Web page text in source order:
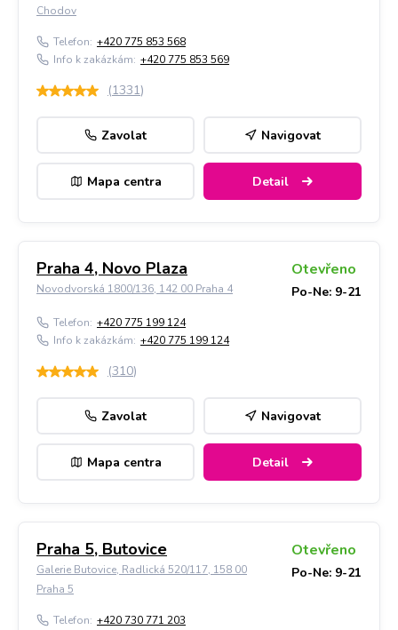
Chodov
Telefon: +420 775 853 568
Info k zakázkám: +420 775 853 569
(1331)
Zavolat Navigovat
Mapa centra Detail
Praha 4, Novo Plaza
Novodvorská 1800/136, 142 00 Praha 4
Otevřeno
Po-Ne: 9-21
Telefon: +420 775 199 124
Info k zakázkám: +420 775 199 124
(310)
Zavolat Navigovat
Mapa centra Detail
Praha 5, Butovice
Galerie Butovice, Radlická 520/117, 158 00
Praha 5
Otevřeno
Po-Ne: 9-21
Telefon: +420 730 771 203